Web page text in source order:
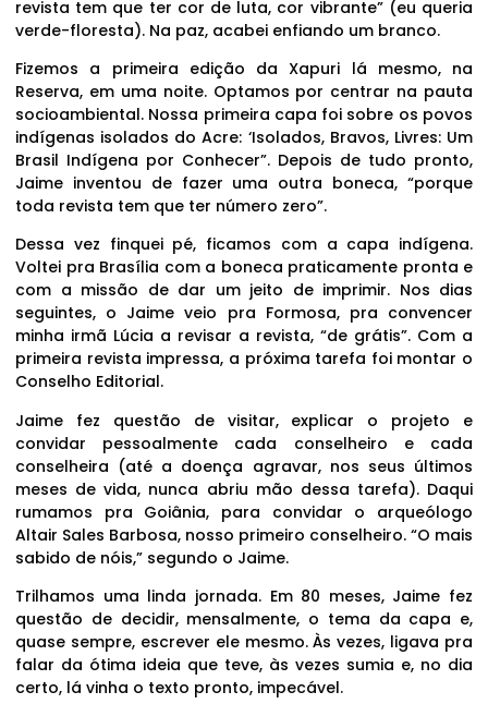
revista tem que ter cor de luta, cor vibrante” (eu queria
verde-floresta). Na paz, acabei enfiando um branco.
Fizemos a primeira edição da Xapuri lá mesmo, na
Reserva, em uma noite. Optamos por centrar na pauta
socioambiental. Nossa primeira capa foi sobre os povos
indígenas isolados do Acre: ‘Isolados, Bravos, Livres: Um
Brasil Indígena por Conhecer”. Depois de tudo pronto,
Jaime inventou de fazer uma outra boneca, “porque
toda revista tem que ter número zero”.
Dessa vez finquei pé, ficamos com a capa indígena.
Voltei pra Brasília com a boneca praticamente pronta e
com a missão de dar um jeito de imprimir. Nos dias
seguintes, o Jaime veio pra Formosa, pra convencer
minha irmã Lúcia a revisar a revista, “de grátis”. Com a
primeira revista impressa, a próxima tarefa foi montar o
Conselho Editorial.
Jaime fez questão de visitar, explicar o projeto e
convidar pessoalmente cada conselheiro e cada
conselheira (até a doença agravar, nos seus últimos
meses de vida, nunca abriu mão dessa tarefa). Daqui
rumamos pra Goiânia, para convidar o arqueólogo
Altair Sales Barbosa, nosso primeiro conselheiro. “O mais
sabido de nóis,” segundo o Jaime.
Trilhamos uma linda jornada. Em 80 meses, Jaime fez
questão de decidir, mensalmente, o tema da capa e,
quase sempre, escrever ele mesmo. Às vezes, ligava pra
falar da ótima ideia que teve, às vezes sumia e, no dia
certo, lá vinha o texto pronto, impecável.